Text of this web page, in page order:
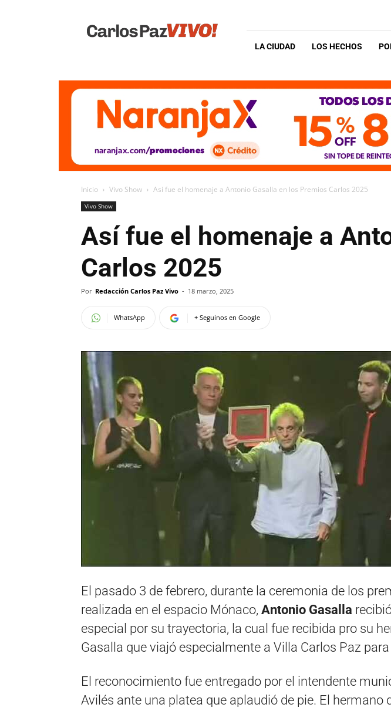
Vivo
LA CIUDAD LOS HECHOS
Inicio Vivo Show Así fue el homenaje a Antonio Gasalla en los Premios Carlos 2025
Vivo Show
Así fue el homenaje a
Carlos 2025
Por Redacción Carlos Paz Vivo - 18 marzo, 2025
WhatsApp + Seguinos en Google
El pasado 3 de febrero, durante la ceremonia de los
realizada en el espacio Mónaco, Antonio Gasalla
especial por su trayectoria, la cual fue recibida pro su
Gasalla que viajó especialmente a Villa Carlos Paz
El reconocimiento fue entregado por el intendente
Avilés ante una platea que aplaudió de pie. El hermano